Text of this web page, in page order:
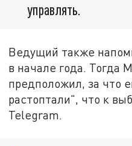
управлять.
Ведущий также
в начале года. Тогда
предположил, за что
растоптали", что к
Telegram.